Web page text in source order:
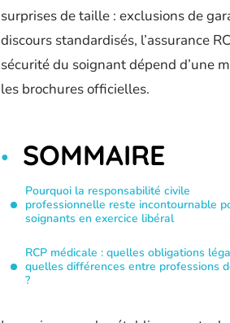
surprises de taille : exclusions de
discours standardisés, l’assurance
sécurité du soignant dépend d’une
les brochures officielles.
SOMMAIRE
Pourquoi la responsabilité civile
professionnelle reste incontournable
soignants en exercice libéral
RCP médicale : quelles obligations
quelles différences entre professions
?